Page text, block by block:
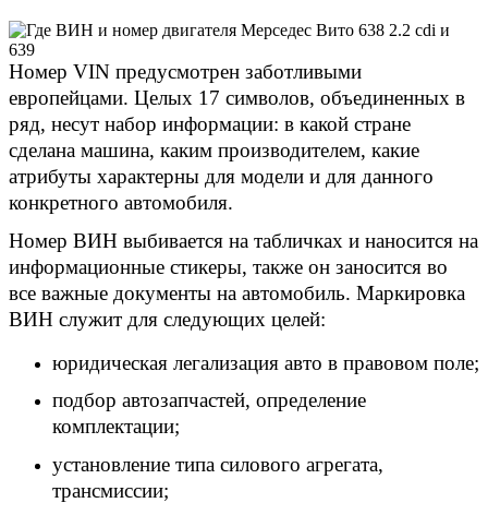
Номер VIN предусмотрен заботливыми
европейцами. Целых 17 символов, объединенных в
ряд, несут набор информации: в какой стране
сделана машина, каким производителем, какие
атрибуты характерны для модели и для данного
конкретного автомобиля.
Номер ВИН выбивается на табличках и наносится на
информационные стикеры, также он заносится во
все важные документы на автомобиль. Маркировка
ВИН служит для следующих целей:
юридическая легализация авто в правовом поле;
подбор автозапчастей, определение
комплектации;
установление типа силового агрегата,
трансмиссии;